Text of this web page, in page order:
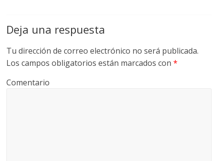
Deja una respuesta
Tu dirección de correo electrónico no será publicada.
Los campos obligatorios están marcados con*
Comentario